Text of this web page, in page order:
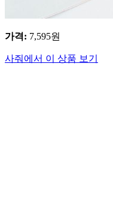
가격: 7,595원
사줘에서 이 상품 보기